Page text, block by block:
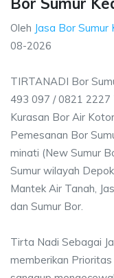
Oleh Jasa Bor
08-2026
TIRTANADI Bor
493 097 / 0821 2227
Kurasan Bor Air
Pemesanan Bor
minati (New Sumur
Sumur wilayah
Mantek Air Tanah,
dan Sumur Bor.
Tirta Nadi Sebagai
memberikan